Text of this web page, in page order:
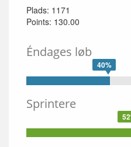
Plads: 1171
Points: 130.00
Éndages løb
40%
Sprintere